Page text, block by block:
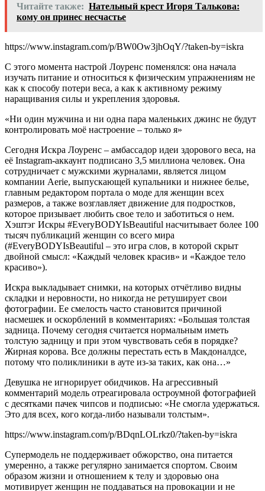
Читайте также: Нательный крест Игоря Талькова:
кому он принес несчастье
https://www.instagram.com/p/BW0Ow3jhOqY/?taken-by=iskra
С этого момента настрой Лоуренс поменялся: она начала
изучать питание и относиться к физическим упражнениям не
как к способу потери веса, а как к активному режиму
наращивания силы и укрепления здоровья.
«Ни один мужчина и ни одна пара маленьких джинс не будут
контролировать моё настроение – только я»
Сегодня Искра Лоуренс – амбассадор идеи здорового веса, на
её Instagram-аккаунт подписано 3,5 миллиона человек. Она
сотрудничает с мужскими журналами, является лицом
компании Aerie, выпускающей купальники и нижнее белье,
главным редактором портала о моде для женщин всех
размеров, а также возглавляет движение для подростков,
которое призывает любить свое тело и заботиться о нем.
Хэштэг Искры #EveryBODYIsBeautiful насчитывает более 100
тысяч публикаций женщин со всего мира
(#EveryBODYIsBeautiful – это игра слов, в которой скрыт
двойной смысл: «Каждый человек красив» и «Каждое тело
красиво»).
Искра выкладывает снимки, на которых отчётливо видны
складки и неровности, но никогда не ретуширует свои
фотографии. Ее смелость часто становится причиной
насмешек и оскорблений в комментариях: «Большая толстая
задница. Почему сегодня считается нормальным иметь
толстую задницу и при этом чувствовать себя в порядке?
Жирная корова. Все должны перестать есть в Макдоналдсе,
потому что поликлиники в ауте из-за таких, как она…»
Девушка не игнорирует обидчиков. На агрессивный
комментарий модель отреагировала остроумной фотографией
с десятками пачек чипсов и подписью: «Не смогла удержаться.
Это для всех, кого когда-либо называли толстым».
https://www.instagram.com/p/BDqnLOLrkz0/?taken-by=iskra
Супермодель не поддерживает обжорство, она питается
умеренно, а также регулярно занимается спортом. Своим
образом жизни и отношением к телу и здоровью она
мотивирует женщин не поддаваться на провокации и не